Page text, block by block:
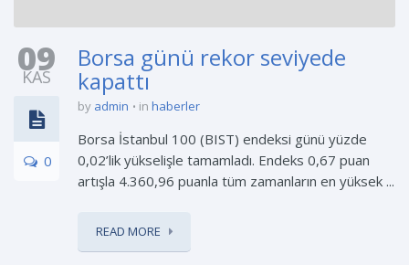
09
KAS
0
Borsa günü rekor seviyede
kapattı
by admin in haberler
Borsa İstanbul 100 (BIST) endeksi günü yüzde
0,02’lik yükselişle tamamladı. Endeks 0,67 puan
artışla 4.360,96 puanla tüm zamanların en yüksek ...
READ MORE